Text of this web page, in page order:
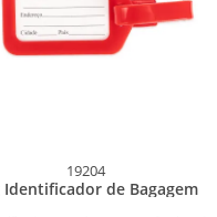
19204
Identificador de Bagagem